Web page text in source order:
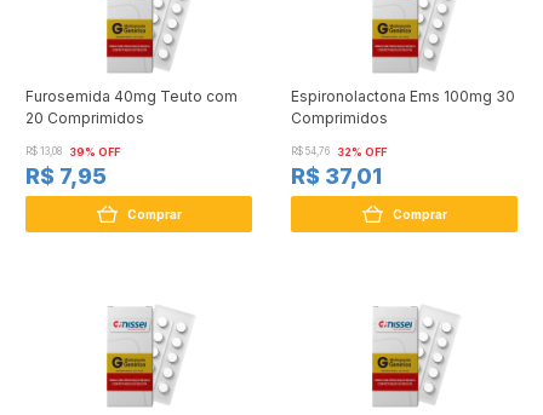
Furosemida 40mg Teuto com
20 Comprimidos
R$ 13,08 39% OFF
R$ 7,95
Comprar
Espironolactona Ems 100mg 30
Comprimidos
R$ 54,76 32% OFF
R$ 37,01
Comprar